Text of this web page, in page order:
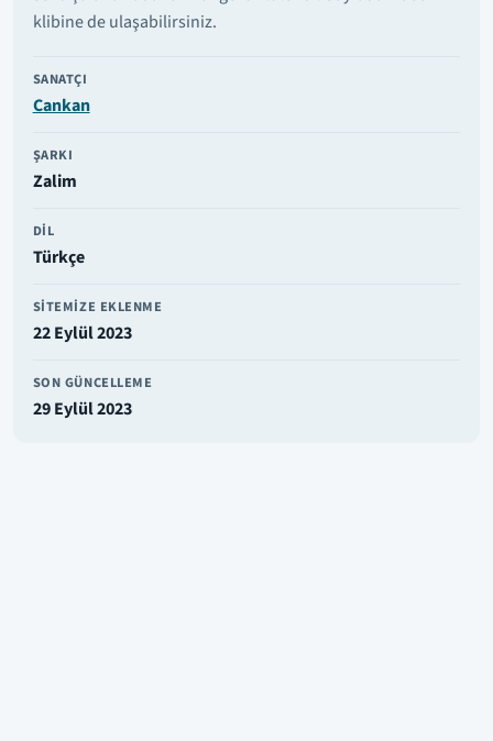
klibine de ulaşabilirsiniz.
SANATÇI
Cankan
ŞARKI
Zalim
DIL
Türkçe
SITEMIZE EKLENME
22 Eylül 2023
SON GÜNCELLEME
29 Eylül 2023